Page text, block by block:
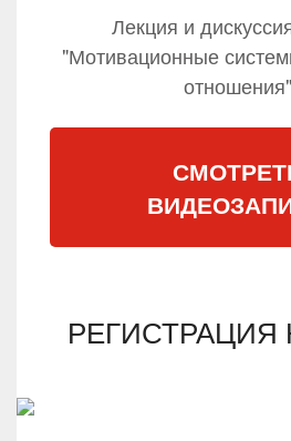
Лекция и
"Мотивационные
отношения"
РЕГИСТРАЦИЯ